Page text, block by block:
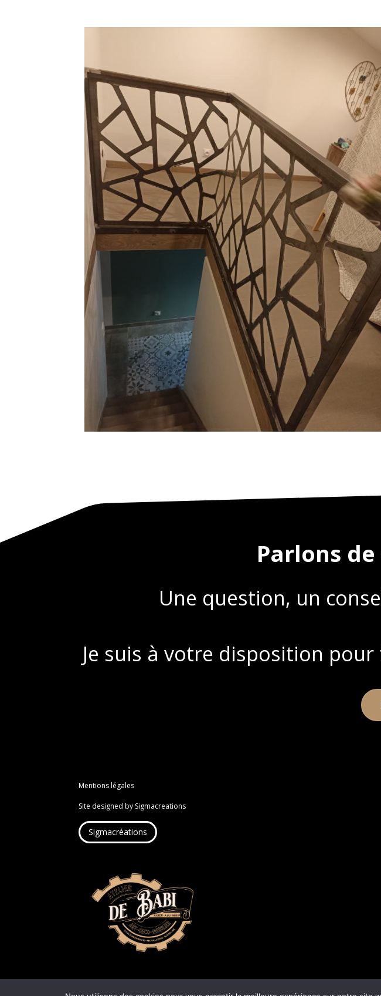
Parlons
Une question, un
Je suis à votre disposition
Mentions légales
Site designed by Sigmacreations
Sigmacréations